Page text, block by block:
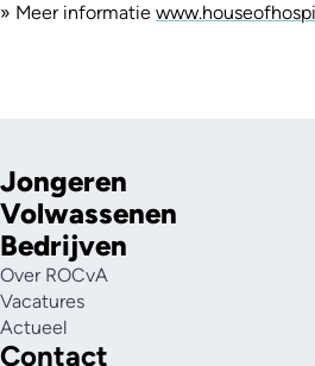
» Meer informatie
Jongeren
Volwassenen
Bedrijven
Over ROCvA
Vacatures
Actueel
Contact